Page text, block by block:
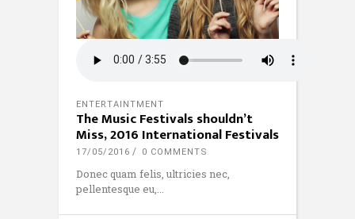
ENTERTAINTMENT
The Music Festivals shouldn’t
Miss, 2016 International Festivals
17/05/2016 0 COMMENTS
Donec quam felis, ultricies nec,
pellentesque eu,